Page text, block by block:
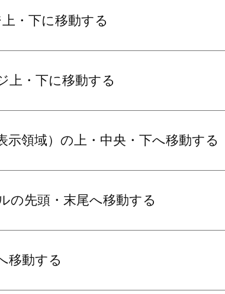
・下に移動する
上・下に移動する
示領域）の上・中央・下へ移動する
の先頭・末尾へ移動する
移動する